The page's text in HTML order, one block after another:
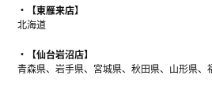
【東雁来店】
北海道
【仙台岩沼店】
青森県、岩手県、宮城県、秋田県、山形県、